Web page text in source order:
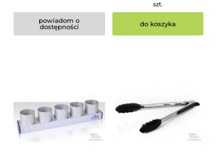
powiadom o
dostępności
szt.
do koszyka